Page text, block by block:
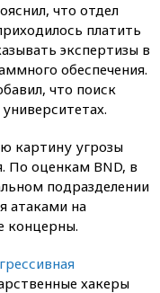
что отдел
платить
экспертизы в
обеспечения.
что поиск
картину угрозы
По оценкам BND, в
подразделении
атаками на
концерны.
хакеры